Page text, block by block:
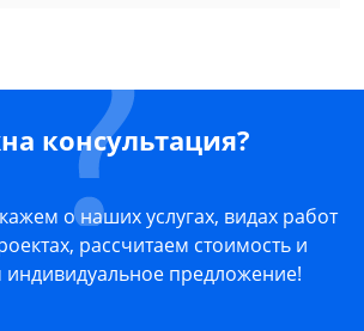
консультация?
о наших услугах, видах работ
рассчитаем стоимость и
индивидуальное предложение!